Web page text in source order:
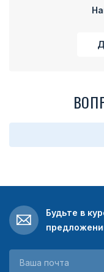
Будьте в